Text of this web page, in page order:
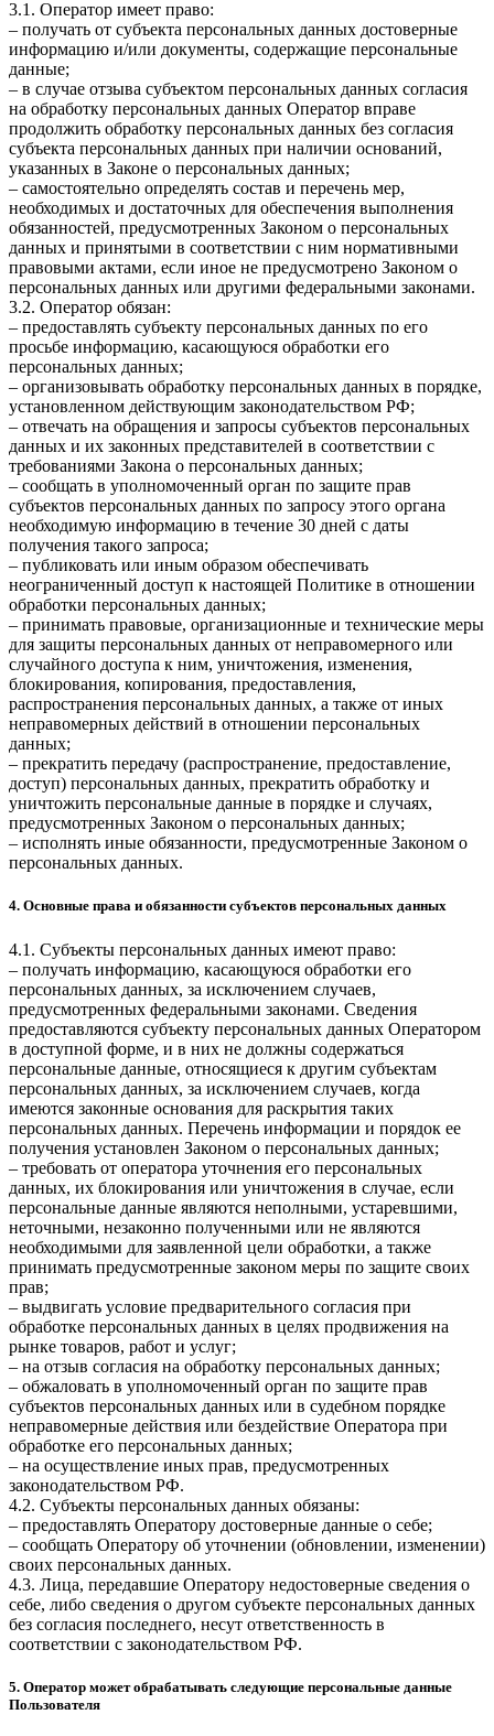
3.1. Оператор имеет право:
– получать от субъекта персональных данных достоверные
информацию и/или документы, содержащие персональные
данные;
– в случае отзыва субъектом персональных данных согласия
на обработку персональных данных Оператор вправе
продолжить обработку персональных данных без согласия
субъекта персональных данных при наличии оснований,
указанных в Законе о персональных данных;
– самостоятельно определять состав и перечень мер,
необходимых и достаточных для обеспечения выполнения
обязанностей, предусмотренных Законом о персональных
данных и принятыми в соответствии с ним нормативными
правовыми актами, если иное не предусмотрено Законом о
персональных данных или другими федеральными законами.
3.2. Оператор обязан:
– предоставлять субъекту персональных данных по его
просьбе информацию, касающуюся обработки его
персональных данных;
– организовывать обработку персональных данных в порядке,
установленном действующим законодательством РФ;
– отвечать на обращения и запросы субъектов персональных
данных и их законных представителей в соответствии с
требованиями Закона о персональных данных;
– сообщать в уполномоченный орган по защите прав
субъектов персональных данных по запросу этого органа
необходимую информацию в течение 30 дней с даты
получения такого запроса;
– публиковать или иным образом обеспечивать
неограниченный доступ к настоящей Политике в отношении
обработки персональных данных;
– принимать правовые, организационные и технические меры
для защиты персональных данных от неправомерного или
случайного доступа к ним, уничтожения, изменения,
блокирования, копирования, предоставления,
распространения персональных данных, а также от иных
неправомерных действий в отношении персональных
данных;
– прекратить передачу (распространение, предоставление,
доступ) персональных данных, прекратить обработку и
уничтожить персональные данные в порядке и случаях,
предусмотренных Законом о персональных данных;
– исполнять иные обязанности, предусмотренные Законом о
персональных данных.
4. Основные права и обязанности субъектов персональных данных
4.1. Субъекты персональных данных имеют право:
– получать информацию, касающуюся обработки его
персональных данных, за исключением случаев,
предусмотренных федеральными законами. Сведения
предоставляются субъекту персональных данных Оператором
в доступной форме, и в них не должны содержаться
персональные данные, относящиеся к другим субъектам
персональных данных, за исключением случаев, когда
имеются законные основания для раскрытия таких
персональных данных. Перечень информации и порядок ее
получения установлен Законом о персональных данных;
– требовать от оператора уточнения его персональных
данных, их блокирования или уничтожения в случае, если
персональные данные являются неполными, устаревшими,
неточными, незаконно полученными или не являются
необходимыми для заявленной цели обработки, а также
принимать предусмотренные законом меры по защите своих
прав;
– выдвигать условие предварительного согласия при
обработке персональных данных в целях продвижения на
рынке товаров, работ и услуг;
– на отзыв согласия на обработку персональных данных;
– обжаловать в уполномоченный орган по защите прав
субъектов персональных данных или в судебном порядке
неправомерные действия или бездействие Оператора при
обработке его персональных данных;
– на осуществление иных прав, предусмотренных
законодательством РФ.
4.2. Субъекты персональных данных обязаны:
– предоставлять Оператору достоверные данные о себе;
– сообщать Оператору об уточнении (обновлении, изменении)
своих персональных данных.
4.3. Лица, передавшие Оператору недостоверные сведения о
себе, либо сведения о другом субъекте персональных данных
без согласия последнего, несут ответственность в
соответствии с законодательством РФ.
5. Оператор может обрабатывать следующие персональные данные
Пользователя